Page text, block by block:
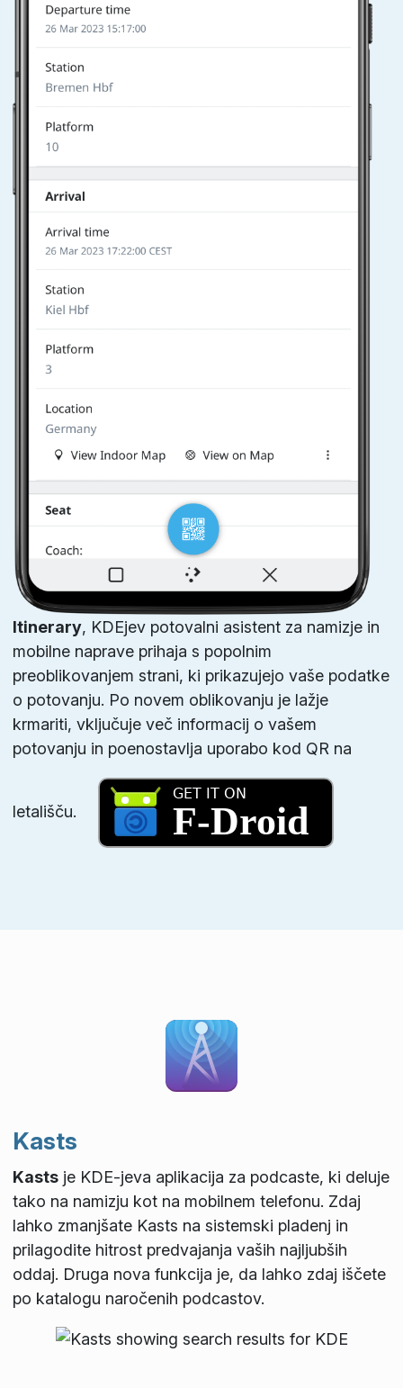
Itinerary, KDEjev potovalni asistent za namizje in
mobilne naprave prihaja s popolnim
preoblikovanjem strani, ki prikazujejo vaše podatke
o potovanju. Po novem oblikovanju je lažje
krmariti, vključuje več informacij o vašem
potovanju in poenostavlja uporabo kod QR na
letališču.
Kasts
Kastsje KDE-jeva aplikacija za podcaste, ki deluje
tako na namizju kot na mobilnem telefonu. Zdaj
lahko zmanjšate Kasts na sistemski pladenj in
prilagodite hitrost predvajanja vaših najljubših
oddaj. Druga nova funkcija je, da lahko zdaj iščete
po katalogu naročenih podcastov.